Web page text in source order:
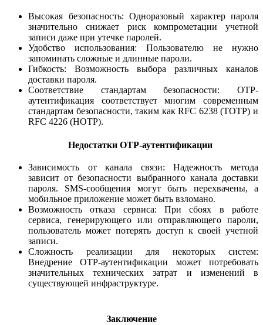
Высокая безопасность: Одноразовый характер пароля
значительно снижает риск компрометации учетной
записи даже при утечке паролей.
Удобство использования: Пользователю не нужно
запоминать сложные и длинные пароли.
Гибкость: Возможность выбора различных каналов
доставки пароля.
Соответствие стандартам безопасности: OTP-
аутентификация соответствует многим современным
стандартам безопасности, таким как RFC 6238 (TOTP) и
RFC 4226 (HOTP).
Недостатки OTP-аутентификации
Зависимость от канала связи: Надежность метода
зависит от безопасности выбранного канала доставки
пароля. SMS-сообщения могут быть перехвачены, а
мобильное приложение может быть взломано.
Возможность отказа сервиса: При сбоях в работе
сервиса, генерирующего или отправляющего пароли,
пользователь может потерять доступ к своей учетной
записи.
Сложность реализации для некоторых систем:
Внедрение OTP-аутентификации может потребовать
значительных технических затрат и изменений в
существующей инфраструктуре.
Заключение